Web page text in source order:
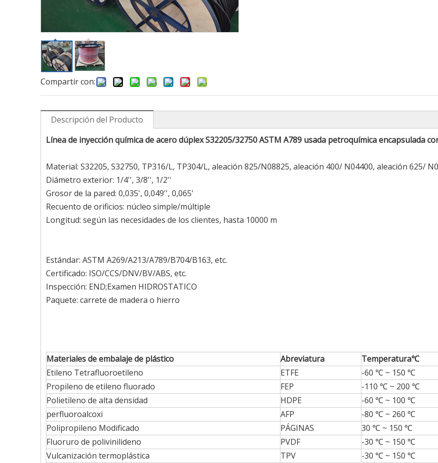
Compartir con:
Descripción del Producto
Línea de inyección química de acero dúplex S32205/32750 ASTM A789 usada petroquímica encapsulada
Material: S32205, S32750, TP316/L, TP304/L, aleación 825/N08825, aleación 400/ N04400, aleación 625/
Diámetro exterior: 1/4'', 3/8'', 1/2''
Grosor de la pared: 0,035', 0,049'', 0,065'
Recuento de orificios: núcleo simple/múltiple
Longitud: según las necesidades de los clientes, hasta 10000 m
Estándar: ASTM A269/A213/A789/B704/B163, etc.
Certificado: ISO/CCS/DNV/BV/ABS, etc.
Inspección: END;Examen HIDROSTATICO
Paquete: carrete de madera o hierro
Materiales de embalaje de plástico Abreviatura Temperatura℃
Etileno Tetrafluoroetileno
ETFE
-60 ℃ ~ 150 ℃
Propileno de etileno fluorado
FEP
-110 ℃ ~ 200 ℃
Polietileno de alta densidad
HDPE
-60 ℃ ~ 100 ℃
perfluoroalcoxi
AFP
-80 ℃ ~ 260 ℃
Polipropileno Modificado
PÁGINAS
30 ℃ ~ 150 ℃
Fluoruro de polivinilideno
PVDF
-30 ℃ ~ 150 ℃
Vulcanización termoplástica
TPV
-30 ℃ ~ 150 ℃